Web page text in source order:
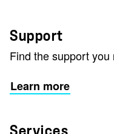
Support
Find the support you
Learn more
Services